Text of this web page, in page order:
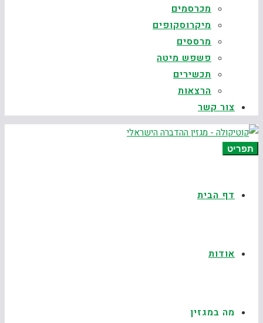
מכרסמים
מיקרוסקופים
מרססים
פשפש מיטה
תכשירים
הרצאות
צור קשר
תפריט
דף הבית
אודות
מה במגזין